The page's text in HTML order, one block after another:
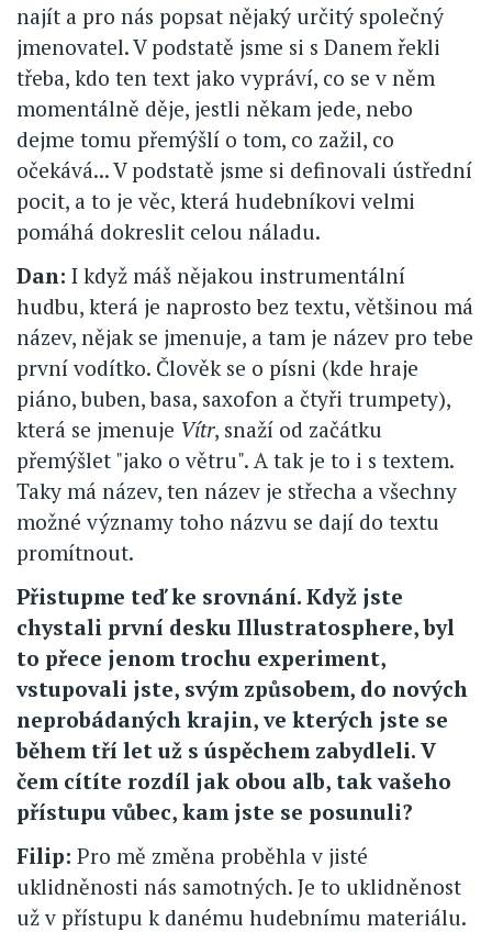
najít a pro nás popsat nějaký určitý společný
jmenovatel. V podstatě jsme si s Danem řekli
třeba, kdo ten text jako vypráví, co se v něm
momentálně děje, jestli někam jede, nebo
dejme tomu přemýšlí o tom, co zažil, co
očekává... V podstatě jsme si definovali ústřední
pocit, a to je věc, která hudebníkovi velmi
pomáhá dokreslit celou náladu.
Dan: I když máš nějakou instrumentální
hudbu, která je naprosto bez textu, většinou má
název, nějak se jmenuje, a tam je název pro tebe
první vodítko. Člověk se o písni (kde hraje
piáno, buben, basa, saxofon a čtyři trumpety),
která se jmenuje Vítr, snaží od začátku
přemýšlet "jako o větru". A tak je to i s textem.
Taky má název, ten název je střecha a všechny
možné významy toho názvu se dají do textu
promítnout.
Přistupme teď ke srovnání. Když jste
chystali první desku Illustratosphere, byl
to přece jenom trochu experiment,
vstupovali jste, svým způsobem, do nových
neprobádaných krajin, ve kterých jste se
během tří let už s úspěchem zabydleli. V
čem cítíte rozdíl jak obou alb, tak vašeho
přístupu vůbec, kam jste se posunuli?
Filip: Pro mě změna proběhla v jisté
uklidněnosti nás samotných. Je to uklidněnost
už v přístupu k danému hudebnímu materiálu.